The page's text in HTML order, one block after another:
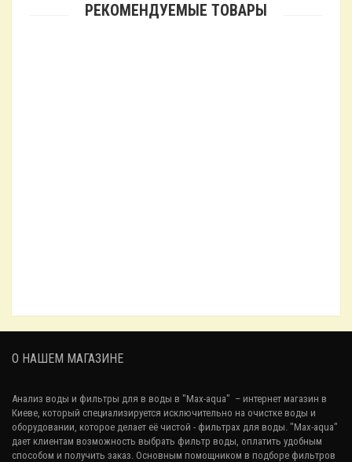
РЕКОМЕНДУЕМЫЕ ТОВАРЫ
Закончился
Фильтр для воды Sintra UVMP
О НАШЕМ МАГАЗИНЕ
Анализ воды и фильтры для в воды в "Max-aqua" – интернет магазин в
Киеве, который специализируется исключительно на очистке воды и
оборудовании, которое делает её чистой - фильтрах для воды. "Max-aqua"
дает клиентам возможность выбрать фильтр воды, оплатить удобным
способом и получить заказ. Основным помощником в подборе фильтров